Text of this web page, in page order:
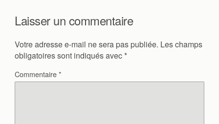
Laisser un commentaire
Votre adresse e-mail ne sera pas publiée. Les champs
obligatoires sont indiqués avec *
Commentaire*